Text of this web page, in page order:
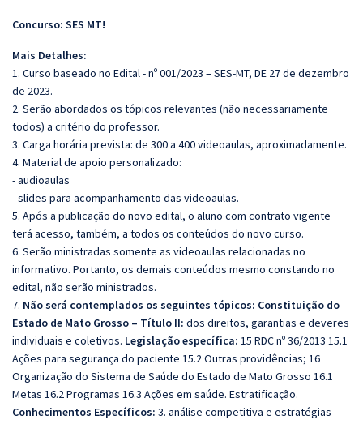
Concurso: SES MT!
Mais Detalhes:
1. Curso baseado no Edital - nº 001/2023 – SES-MT, DE 27 de dezembro
de 2023.
2. Serão abordados os tópicos relevantes (não necessariamente
todos) a critério do professor.
3. Carga horária prevista: de 300 a 400 videoaulas, aproximadamente.
4. Material de apoio personalizado:
- audioaulas
- slides para acompanhamento das videoaulas.
5. Após a publicação do novo edital, o aluno com contrato vigente
terá acesso, também, a todos os conteúdos do novo curso.
6. Serão ministradas somente as videoaulas relacionadas no
informativo. Portanto, os demais conteúdos mesmo constando no
edital, não serão ministrados.
7. Não será contemplados os seguintes tópicos: Constituição do
Estado de Mato Grosso – Título II: dos direitos, garantias e deveres
individuais e coletivos. Legislação específica: 15 RDC nº 36/2013 15.1
Ações para segurança do paciente 15.2 Outras providências; 16
Organização do Sistema de Saúde do Estado de Mato Grosso 16.1
Metas 16.2 Programas 16.3 Ações em saúde. Estratificação.
Conhecimentos Específicos: 3. análise competitiva e estratégias